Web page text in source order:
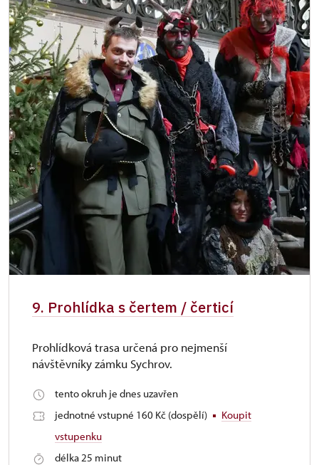
9. Prohlídka s čertem / čerticí
Prohlídková trasa určená pro nejmenší
návštěvníky zámku Sychrov.
tento okruh je dnes uzavřen
jednotné vstupné 160 Kč (dospělí)
Koupit
vstupenku
délka 25 minut